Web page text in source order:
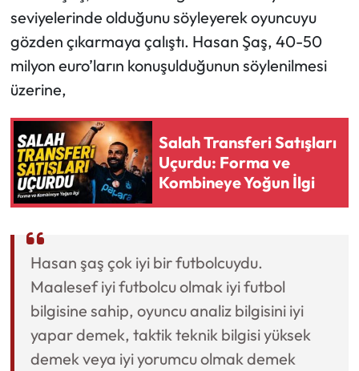
seviyelerinde olduğunu söyleyerek oyuncuyu
gözden çıkarmaya çalıştı. Hasan Şaş, 40-50
milyon euro’ların konuşulduğunun söylenilmesi
üzerine,
Salah Transferi Satışları
Uçurdu: Forma ve
Kombineye Yoğun İlgi
Hasan şaş çok iyi bir futbolcuydu.
Maalesef iyi futbolcu olmak iyi futbol
bilgisine sahip, oyuncu analiz bilgisini iyi
yapar demek, taktik teknik bilgisi yüksek
demek veya iyi yorumcu olmak demek
Teknoloji